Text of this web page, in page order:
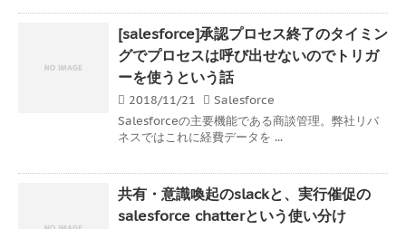
[salesforce]承認プロセス終了のタイミン
グでプロセスは呼び出せないのでトリガ
ーを使うという話
2018/11/21
Salesforce
Salesforceの主要機能である商談管理。弊社リバ
ネスではこれに経費データを ...
共有・意識喚起のslackと、実行催促の
salesforce chatterという使い分け